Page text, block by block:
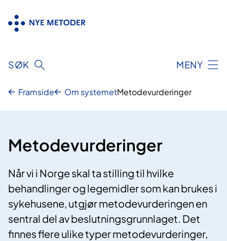
innhold
SØK MENY
Framside Om systemetMetodevurderinger
Metodevurderinger
Når vi i Norge skal ta stilling til hvilke
behandlinger og legemidler som kan brukes i
sykehusene, utgjør metodevurderingen en
sentral del av beslutningsgrunnlaget. Det
finnes flere ulike typer metodevurderinger,